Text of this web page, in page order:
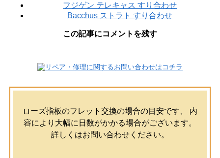
フジゲン テレキャス すり合わせ
Bacchus ストラト すり合わせ
この記事にコメントを残す
ローズ指板のフレット交換の場合の目安です、 内
容により大幅に日数がかかる場合がございます。
詳しくはお問い合わせください。